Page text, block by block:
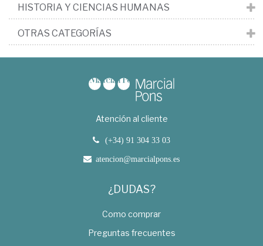
HISTORIA Y CIENCIAS HUMANAS
OTRAS CATEGORÍAS
Atención al cliente
(+34) 91 304 33 03
atencion@marcialpons.es
¿DUDAS?
Como comprar
Preguntas frecuentes